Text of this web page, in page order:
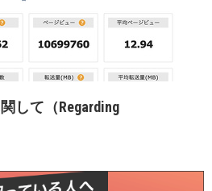
して（Regarding